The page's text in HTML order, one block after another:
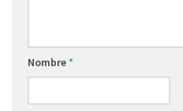
Nombre*